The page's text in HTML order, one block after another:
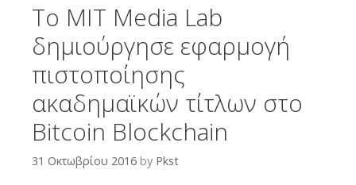
To MIT Media Lab
δημιούργησε εφαρμογή
πιστοποίησης
ακαδημαϊκών τίτλων στο
Bitcoin Blockchain
31 Οκτωβρίου 2016 by Pkst